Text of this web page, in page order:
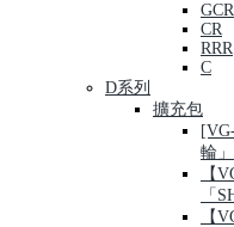
GCR
CR
RRR
C
D系列
擴充包
輪」
【
「
【